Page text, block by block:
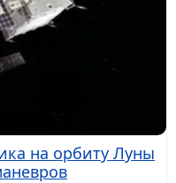
на орбиту Луны